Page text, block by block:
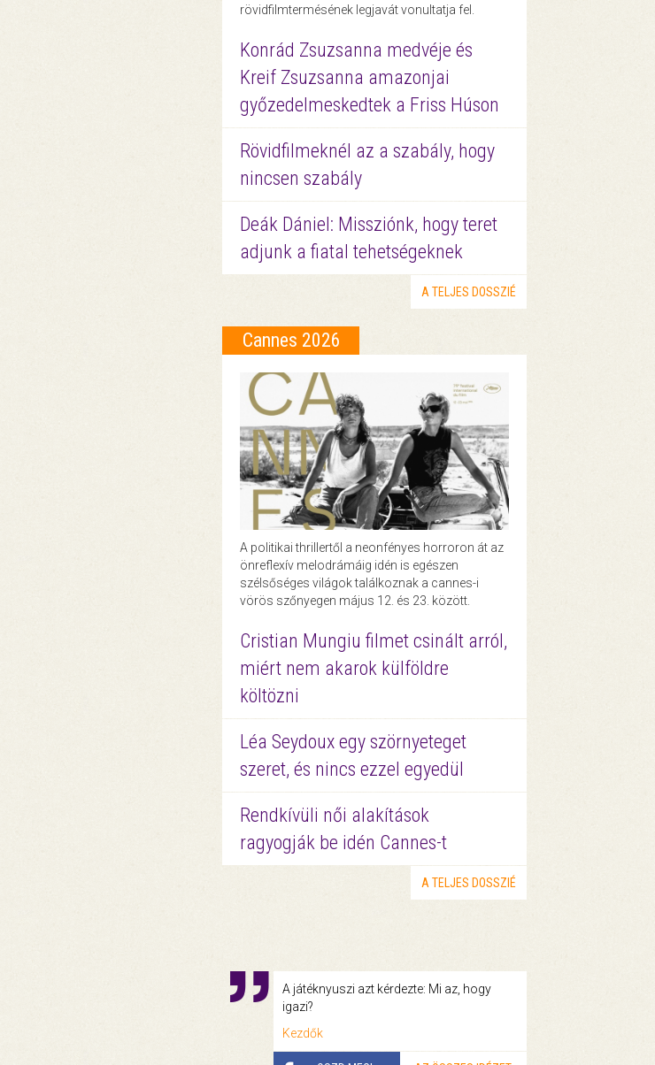
rövidfilmtermésének legjavát vonultatja fel.
Konrád Zsuzsanna medvéje és
Kreif Zsuzsanna amazonjai
győzedelmeskedtek a Friss Húson
Rövidfilmeknél az a szabály, hogy
nincsen szabály
Deák Dániel: Missziónk, hogy teret
adjunk a fiatal tehetségeknek
A TELJES DOSSZIÉ
Cannes 2026
A politikai thrillertől a neonfényes horroron át az
önreflexív melodrámáig idén is egészen
szélsőséges világok találkoznak a cannes-i
vörös szőnyegen május 12. és 23. között.
Cristian Mungiu filmet csinált arról,
miért nem akarok külföldre
költözni
Léa Seydoux egy szörnyeteget
szeret, és nincs ezzel egyedül
Rendkívüli női alakítások
ragyogják be idén Cannes-t
A TELJES DOSSZIÉ
A játéknyuszi azt kérdezte: Mi az, hogy
igazi?
Kezdők